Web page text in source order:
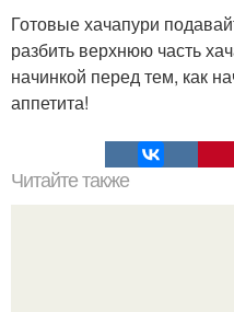
Готовые хачапури
разбить верхнюю часть
начинкой перед тем, как
аппетита!
Читайте также